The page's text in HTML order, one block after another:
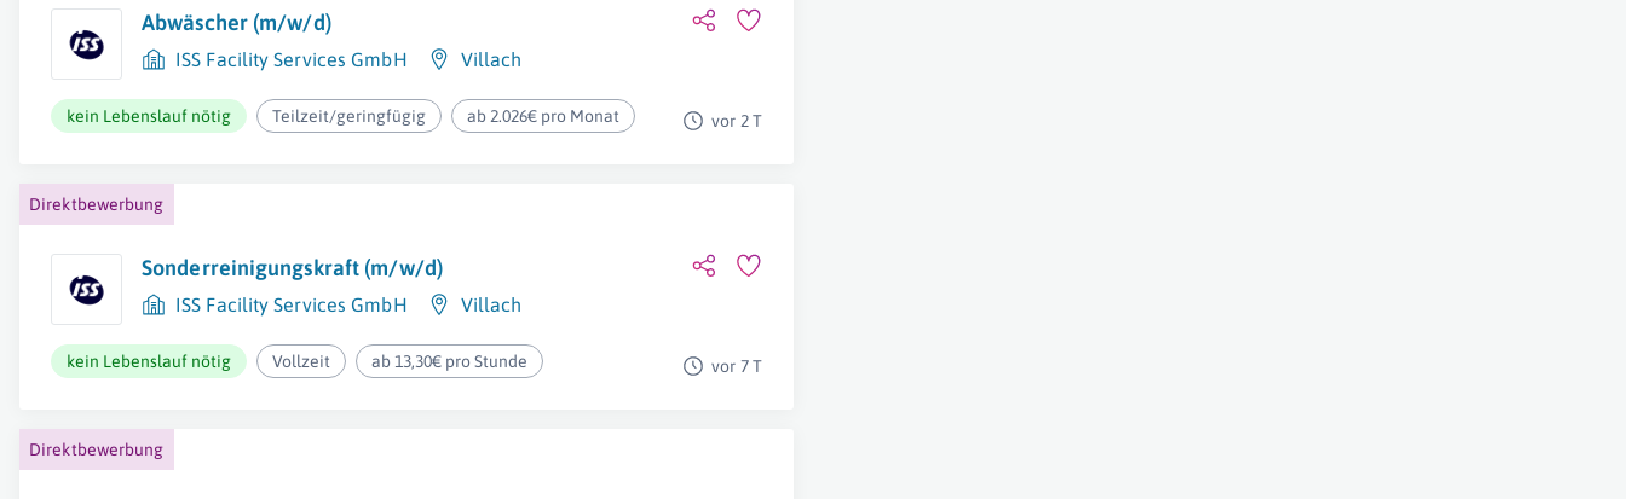
Abwäscher (m/w/d)
ISS Facility Services GmbH Villach
kein Lebenslauf nötig Teilzeit/geringfügig ab 2.026€ pro Monat vor 2 T
Direktbewerbung
Sonderreinigungskraft (m/w/d)
ISS Facility Services GmbH Villach
kein Lebenslauf nötig Vollzeit ab 13,30€ pro Stunde vor 7 T
Direktbewerbung